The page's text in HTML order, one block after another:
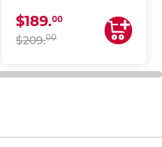
$189.00
$209.00